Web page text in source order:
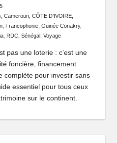
Cameroun, CÔTE D’IVOIRE,
, Francophonie, Guinée Conakry,
, RDC, Sénégal, Voyage
pas une loterie : c’est une
foncière, financement
complète pour investir sans
essentiel pour tous ceux
sur le continent.